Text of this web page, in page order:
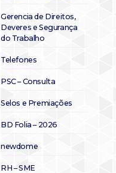
Gerencia de Direitos,
Deveres e Segurança
do Trabalho
Telefones
PSC – Consulta
Selos e Premiações
BD Folia – 2026
newdome
RH – SME